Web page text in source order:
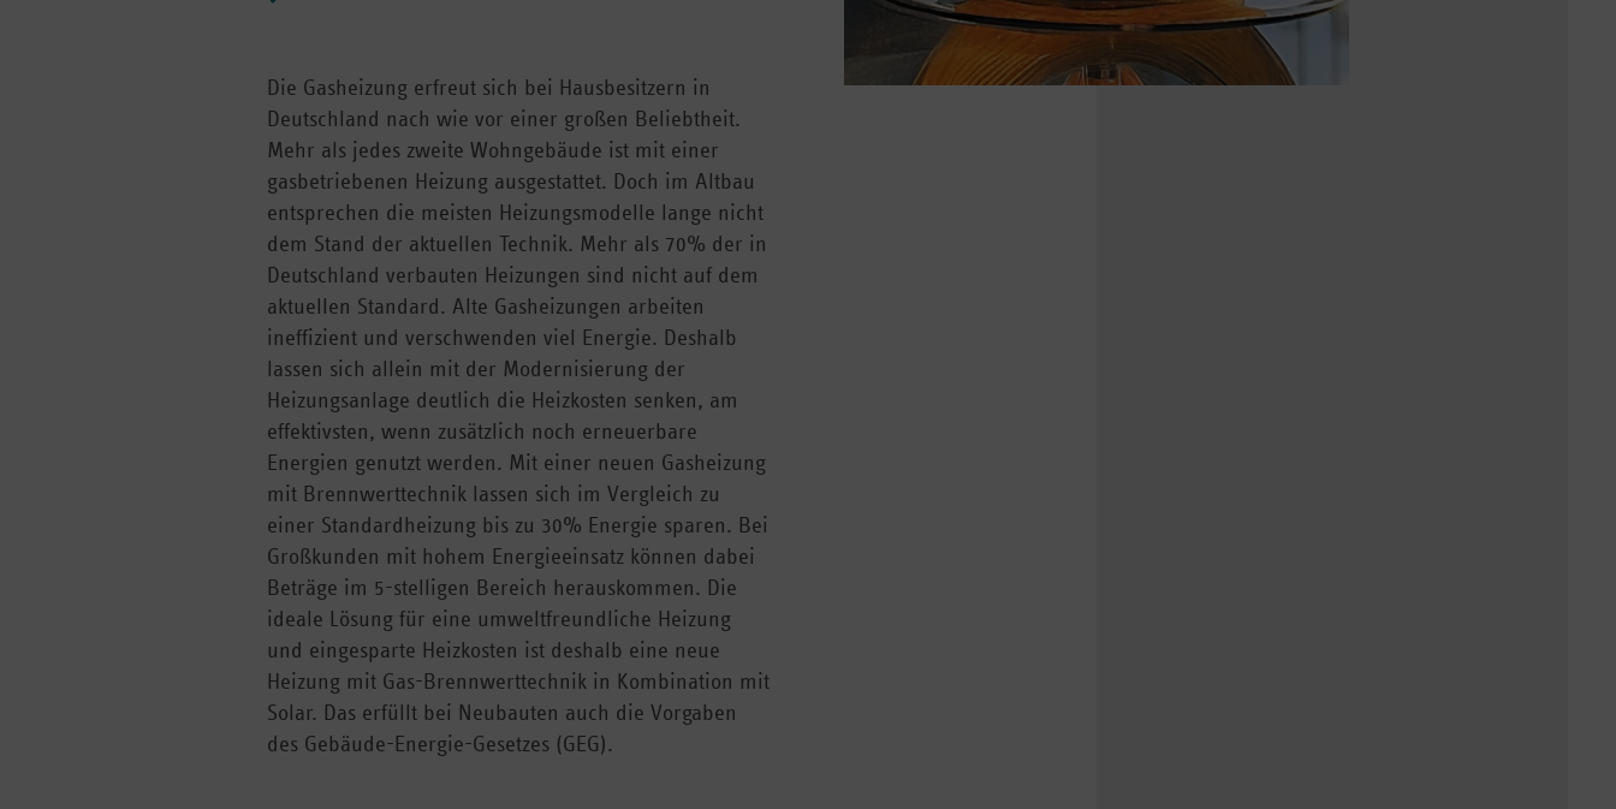
Die Gasheizung erfreut sich bei Hausbesitzern in
Deutschland nach wie vor einer großen Beliebtheit.
Mehr als jedes zweite Wohngebäude ist mit einer
gasbetriebenen Heizung ausgestattet. Doch im Altbau
entsprechen die meisten Heizungsmodelle lange nicht
dem Stand der aktuellen Technik. Mehr als 70% der in
Deutschland verbauten Heizungen sind nicht auf dem
aktuellen Standard. Alte Gasheizungen arbeiten
ineffizient und verschwenden viel Energie. Deshalb
lassen sich allein mit der Modernisierung der
Heizungsanlage deutlich die Heizkosten senken, am
effektivsten, wenn zusätzlich noch erneuerbare
Energien genutzt werden. Mit einer neuen Gasheizung
mit Brennwerttechnik lassen sich im Vergleich zu
einer Standardheizung bis zu 30% Energie sparen. Bei
Großkunden mit hohem Energieeinsatz können dabei
Beträge im 5-stelligen Bereich herauskommen. Die
ideale Lösung für eine umweltfreundliche Heizung
und eingesparte Heizkosten ist deshalb eine neue
Heizung mit Gas-Brennwerttechnik in Kombination mit
Solar. Das erfüllt bei Neubauten auch die Vorgaben
des Gebäude-Energie-Gesetzes (GEG).